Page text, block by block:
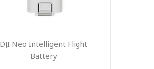
DJI Neo Intelligent Flight
Battery